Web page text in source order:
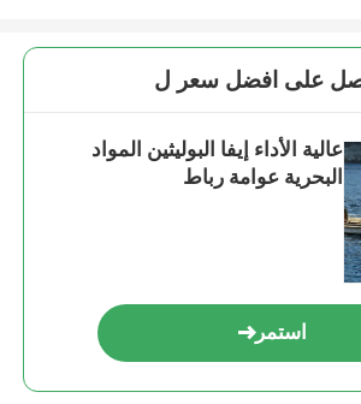
على افضل سعر ل
عالية الأداء إيفا البوليثين المواد
البحرية عوامة رباط
استمر